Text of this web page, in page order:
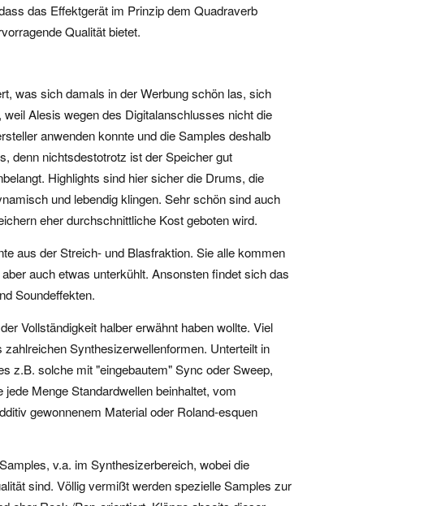
das Effektgerät im Prinzip dem Quadraverb
Qualität bietet.
was sich damals in der Werbung schön las, sich
Alesis wegen des Digitalanschlusses nicht die
anwenden konnte und die Samples deshalb
denn nichtsdestotrotz ist der Speicher gut
Highlights sind hier sicher die Drums, die
und lebendig klingen. Sehr schön sind auch
eher durchschnittliche Kost geboten wird.
aus der Streich- und Blasfraktion. Sie alle kommen
auch etwas unterkühlt. Ansonsten findet sich das
Soundeffekten.
Vollständigkeit halber erwähnt haben wollte. Viel
Synthesizerwellenformen. Unterteilt in
z.B. solche mit "eingebautem" Sync oder Sweep,
Menge Standardwellen beinhaltet, vom
gewonnenem Material oder Roland-esquen
v.a. im Synthesizerbereich, wobei die
sind. Völlig vermißt werden spezielle Samples zur